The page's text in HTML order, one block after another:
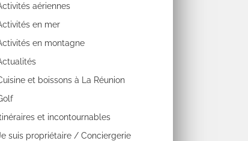
aériennes
en mer
en montagne
et boissons à La Réunion
et incontournables
suis propriétaire / Conciergerie